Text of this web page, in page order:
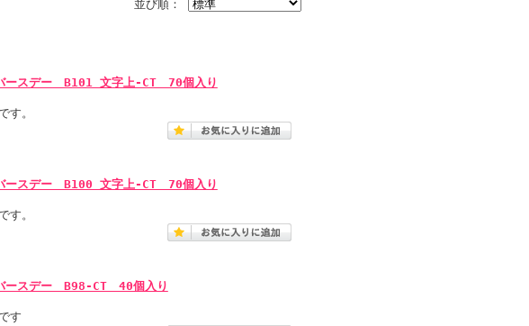
並び順：
ースデー B101 文字上-CT 70個入り
す。
ースデー B100 文字上-CT 70個入り
す。
ースデー B98-CT 40個入り
す